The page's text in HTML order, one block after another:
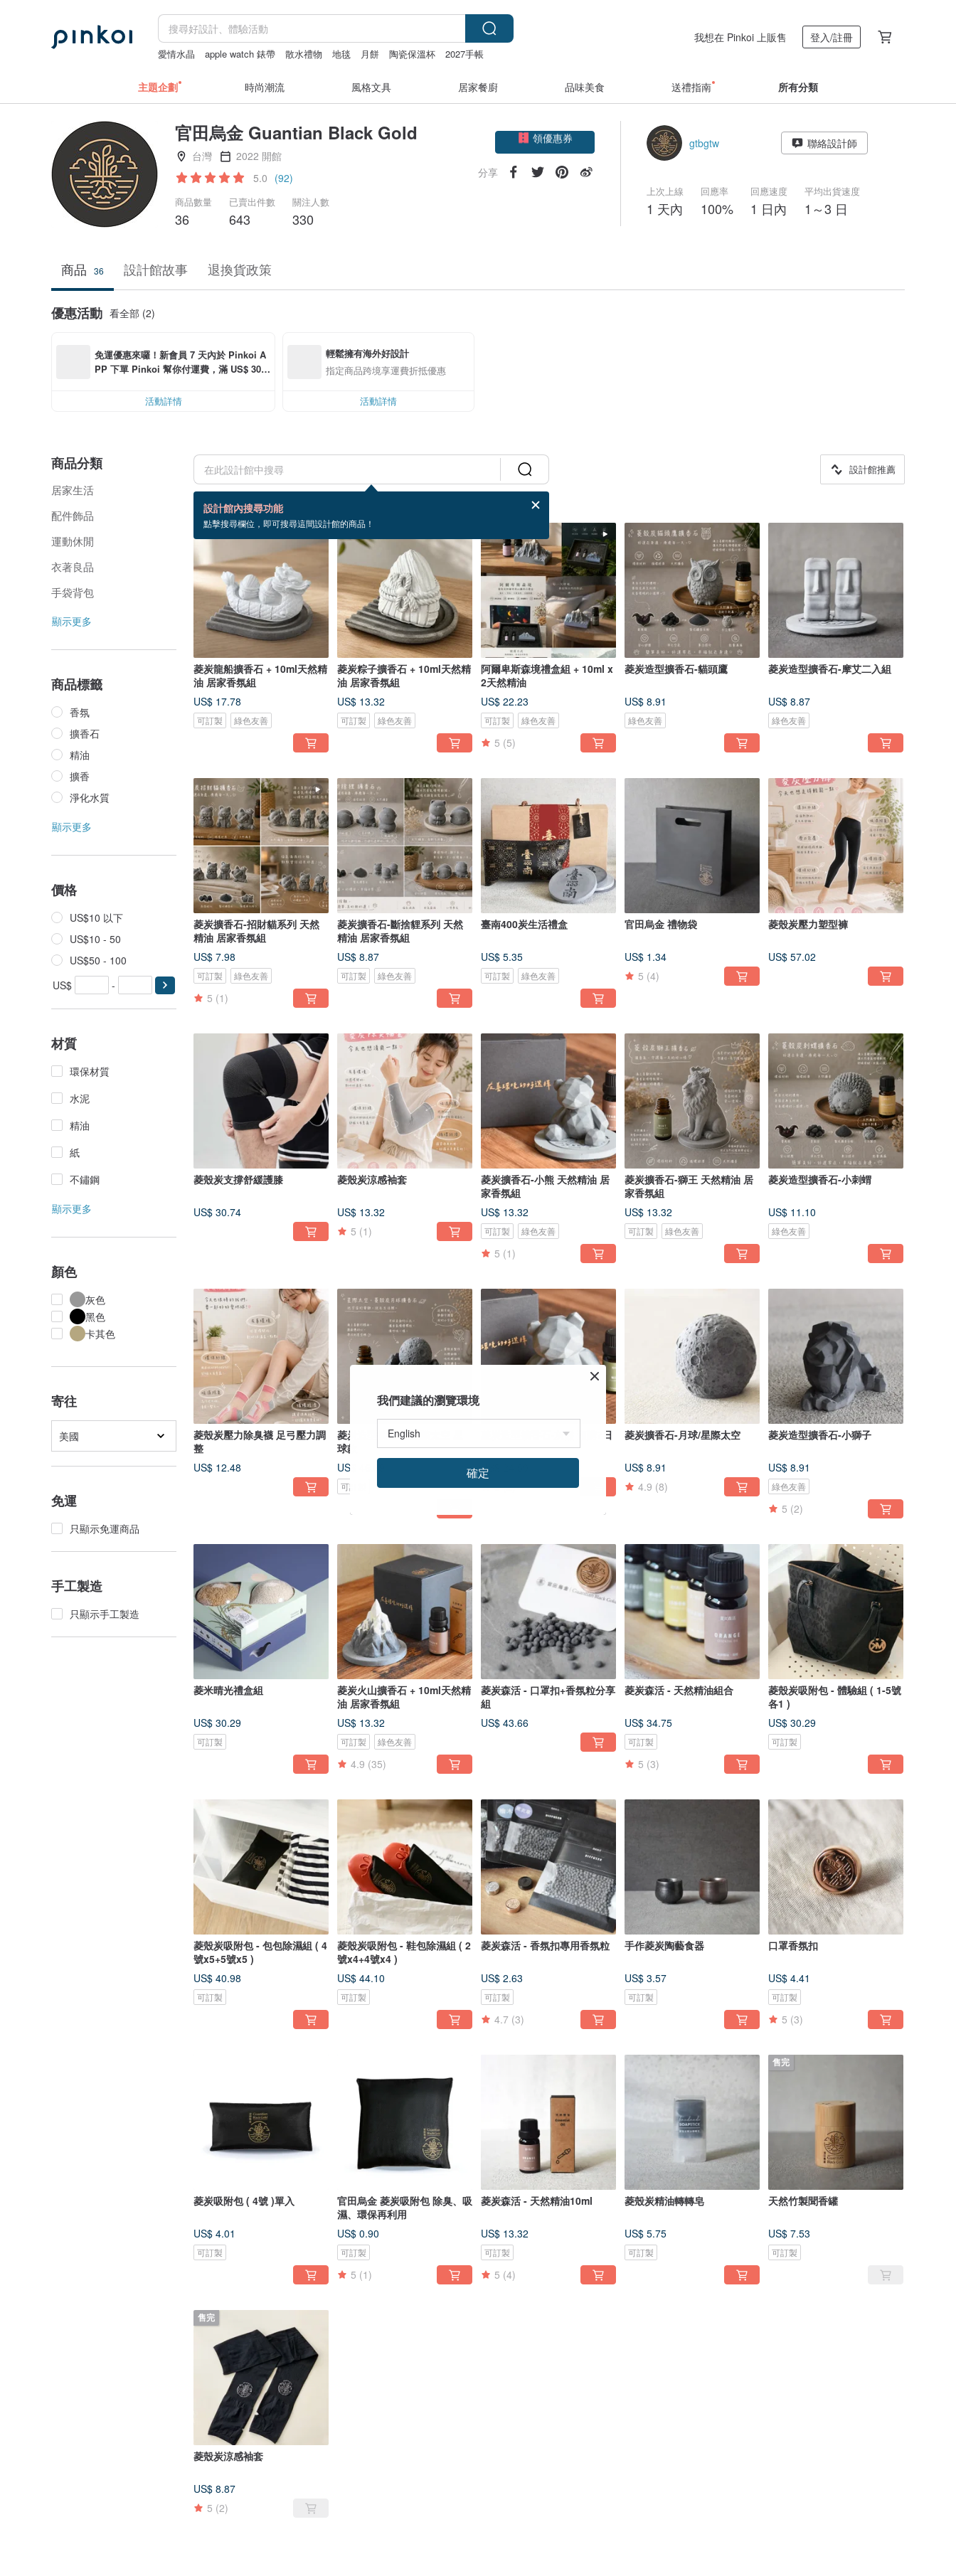
愛情水晶 apple watch 錶帶 散水禮物 地毯 月餅 陶瓷保溫杯
2027手帳
我想在 Pinkoi 上販售 登入/註冊
主題企劃 時尚潮流 風格文具 居家餐廚 品味美食 送禮指南 所有分類
官田烏金 Guantian Black Gold
台灣
2022 開館
5.0 (92)
商品數量
36
已賣出件數
643
關注人數
330
領優惠券
加入關注
分享
gtbgtw 聯絡設計師
上次上線
1 天內
回應率
100%
回應速度
1 日內
平均出貨速度
1～3 日
商品 36 設計館故事 退換貨政策
優惠活動 看全部 (2)
免運優惠來囉！新會員 7 天內於 Pinkoi A
PP 下單 Pinkoi 幫你付運費，滿 US$ 30.0
活動詳情
輕鬆擁有海外好設計
指定商品跨境享運費折抵優惠
活動詳情
商品分類
居家生活
配件飾品
運動休閒
衣著良品
手袋背包
顯示更多
商品標籤
香氛
擴香石
精油
擴香
淨化水質
顯示更多
價格
US$10 以下
US$10 - 50
US$50 - 100
US$
-
材質
環保材質
水泥
精油
紙
不鏽鋼
顯示更多
顏色
灰色
黑色
卡其色
寄往
美國
免運
只顯示免運商品
手工製造
只顯示手工製造
設計館內搜尋功能
點擊搜尋欄位，即可搜尋這間設計館的商品！
設計館推薦
36 個商品
菱炭龍船擴香石 + 10ml天然精
油 居家香氛組
US$ 17.78
可訂製 綠色友善
菱炭粽子擴香石 + 10ml天然精
油 居家香氛組
US$ 13.32
可訂製 綠色友善
阿爾卑斯森境禮盒組 + 10ml x
2天然精油
US$ 22.23
可訂製 綠色友善
5 (5)
菱炭造型擴香石-貓頭鷹
US$ 8.91
綠色友善
菱炭造型擴香石-摩艾二入組
US$ 8.87
綠色友善
菱炭擴香石-招財貓系列 天然
精油 居家香氛組
US$ 7.98
可訂製 綠色友善
5 (1)
菱炭擴香石-斷捨貍系列 天然
精油 居家香氛組
US$ 8.87
可訂製 綠色友善
臺南400炭生活禮盒
US$ 5.35
可訂製 綠色友善
官田烏金 禮物袋
US$ 1.34
5 (4)
菱殼炭壓力塑型褲
US$ 57.02
菱殼炭支撐舒緩護膝
US$ 30.74
菱殼炭涼感袖套
US$ 13.32
5 (1)
菱炭擴香石-小熊 天然精油 居
家香氛組
US$ 13.32
可訂製 綠色友善
5 (1)
菱炭擴香石-獅王 天然精油 居
家香氛組
US$ 13.32
可訂製 綠色友善
菱炭造型擴香石-小刺蝟
US$ 11.10
綠色友善
菱殼炭壓力除臭襪 足弓壓力調
整
US$ 12.48
菱炭造型擴香石-星際太空 星
球款
US$ 46.69
可訂製
菱炭造型擴香石-灰熊 預購7日
US$ 24.50
5 (2)
菱炭擴香石-月球/星際太空
US$ 8.91
4.9 (8)
菱炭造型擴香石-小獅子
US$ 8.91
綠色友善
5 (2)
菱米晴光禮盒組
US$ 30.29
可訂製
菱炭火山擴香石 + 10ml天然精
油 居家香氛組
US$ 13.32
可訂製 綠色友善
4.9 (35)
菱炭森活 - 口罩扣+香氛粒分享
組
US$ 43.66
菱炭森活 - 天然精油組合
US$ 34.75
可訂製
5 (3)
菱殼炭吸附包 - 體驗組 ( 1-5號
各1 )
US$ 30.29
可訂製
菱殼炭吸附包 - 包包除濕組 ( 4
號x5+5號x5 )
US$ 40.98
可訂製
菱殼炭吸附包 - 鞋包除濕組 ( 2
號x4+4號x4 )
US$ 44.10
可訂製
菱炭森活 - 香氛扣專用香氛粒
US$ 2.63
可訂製
4.7 (3)
手作菱炭陶藝食器
US$ 3.57
可訂製
口罩香氛扣
US$ 4.41
可訂製
5 (3)
菱炭吸附包 ( 4號 )單入
US$ 4.01
可訂製
官田烏金 菱炭吸附包 除臭、吸
濕、環保再利用
US$ 0.90
可訂製
5 (1)
菱炭森活 - 天然精油10ml
US$ 13.32
可訂製
5 (4)
菱殼炭精油轉轉皂
US$ 5.75
可訂製
售完
天然竹製聞香罐
US$ 7.53
可訂製
售完
菱殼炭涼感袖套
US$ 8.87
5 (2)
我們建議的瀏覽環境
確定